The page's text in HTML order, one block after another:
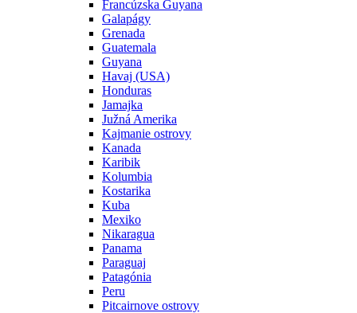
Francúzska Guyana
Galapágy
Grenada
Guatemala
Guyana
Havaj (USA)
Honduras
Jamajka
Južná Amerika
Kajmanie ostrovy
Kanada
Karibik
Kolumbia
Kostarika
Kuba
Mexiko
Nikaragua
Panama
Paraguaj
Patagónia
Peru
Pitcairnove ostrovy